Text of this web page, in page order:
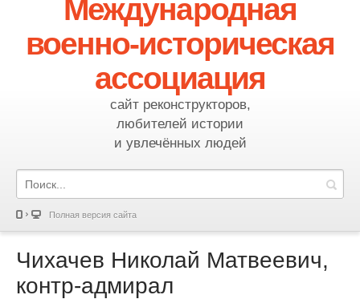
Международная
военно-историческая
ассоциация
сайт реконструкторов,
любителей истории
и увлечённых людей
Полная версия сайта
Чихачев Николай Матвеевич,
контр-адмирал